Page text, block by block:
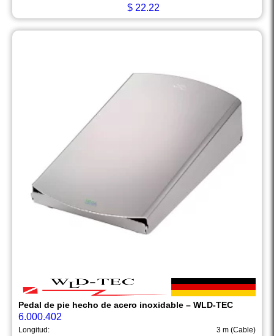
$22.22
Pedal de pie hecho de acero inoxidable – WLD-TEC
6.000.402
Longitud:
3 m (Cable)